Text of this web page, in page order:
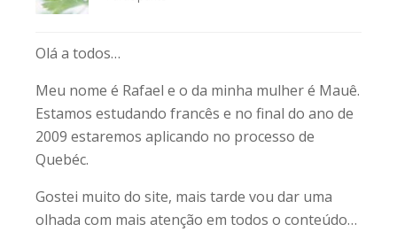
Olá a todos…
Meu nome é Rafael e o da minha mulher é Mauê.
Estamos estudando francês e no final do ano de
2009 estaremos aplicando no processo de
Quebéc.
Gostei muito do site, mais tarde vou dar uma
olhada com mais atenção em todos o conteúdo…